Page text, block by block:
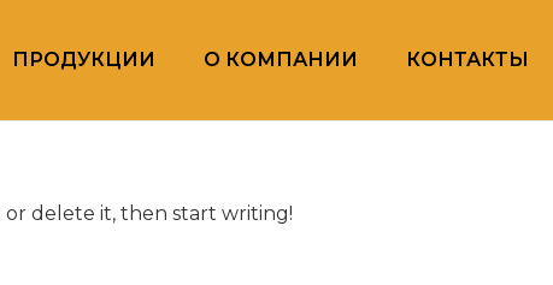
ПРОДУКЦИИ О КОМПАНИИ КОНТАКТЫ
or delete it, then start writing!